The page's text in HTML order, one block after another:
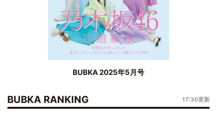
BUBKA 2025年5月号
BUBKA RANKING 17:30更新